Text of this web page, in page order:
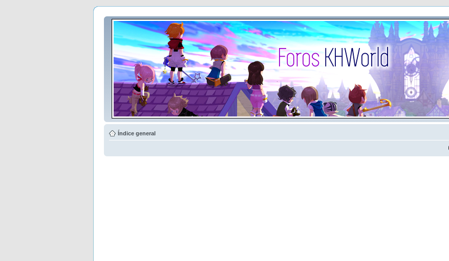
Índice general